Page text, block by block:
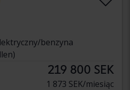
benzyna
219 800 SEK
1 873 SEK/miesiąc